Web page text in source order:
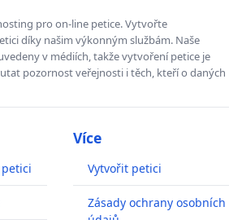
pro on-line petice. Vytvořte
díky našim výkonným službám. Naše
v médiích, takže vytvoření petice je
pozornost veřejnosti i těch, kteří o daných
Více
Vytvořit petici
Zásady ochrany osobních